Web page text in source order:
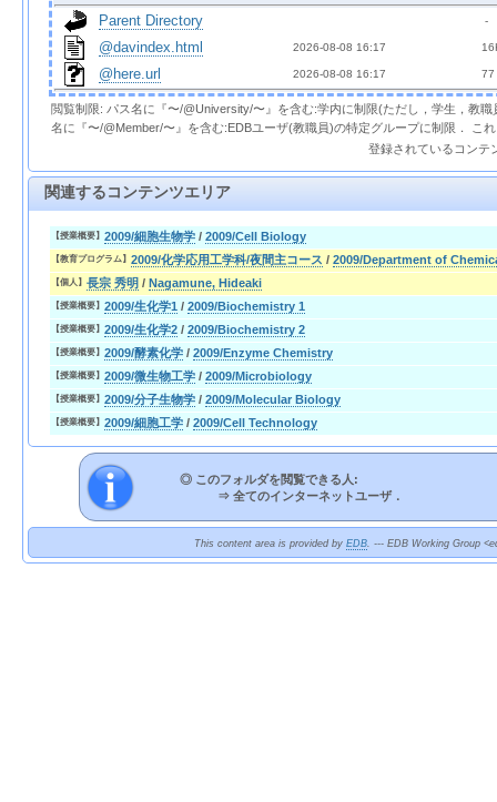
Parent Directory
  -
@davindex.html 2026-08-08 16:17
@here.url 2026-08-08 16:17 77
閲覧制限: パス名に『〜/@University/〜』を含む:学内に制限(ただし，学生，教
名に『〜/@Member/〜』を含む:EDBユーザ(教職員)の特定グループに制限． こ
登録されているコンテ
関連するコンテンツエリア
【授業概要】 2009/細胞生物学 / 2009/Cell Biology
【教育プログラム】 2009/化学応用工学科/夜間主コース / 2009/Department of
【個人】 長宗 秀明 / Nagamune, Hideaki
【授業概要】 2009/生化学1 / 2009/Biochemistry 1
【授業概要】 2009/生化学2 / 2009/Biochemistry 2
【授業概要】 2009/酵素化学 / 2009/Enzyme Chemistry
【授業概要】 2009/微生物工学 / 2009/Microbiology
【授業概要】 2009/分子生物学 / 2009/Molecular Biology
【授業概要】 2009/細胞工学 / 2009/Cell Technology
◎ このフォルダを閲覧できる人:
⇒ 全てのインターネットユーザ．
This content area is provided by EDB. --- EDB Working Group